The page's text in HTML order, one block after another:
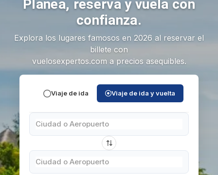
Planea, reserva y vuela con
confianza.
Explora los lugares famosos en 2026 al reservar el
billete con
vuelosexpertos.com a precios asequibles.
Viaje de ida Viaje de ida y vuelta